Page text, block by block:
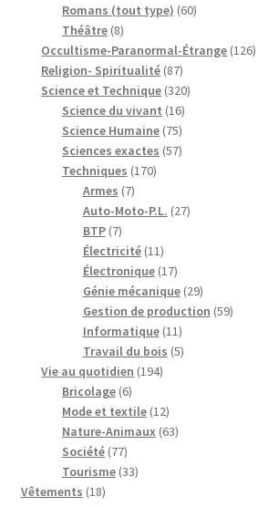
Romans (tout type) 6060
Théâtre 88
produits
Occultisme-Paranormal-Étrange 126
Religion- Spiritualité 8787
produits
Science et Technique 320320
Science du vivant 1616
produits
Science Humaine 7575
produits
Sciences exactes 5757
Techniques 170170
Armes 77
produits
Auto-Moto-P.L. 2727
BTP 77
produits
Électricité 1111
produits
Électronique 1717
produits
Génie mécanique 2929
produits
Gestion de production 5959
Informatique 1111
produits
Travail du bois 55
Vie au quotidien 194194
Bricolage 66
produits
Mode et textile 1212
produits
Nature-Animaux 6363
Société 7777
produits
Tourisme 3333
Vêtements 1818